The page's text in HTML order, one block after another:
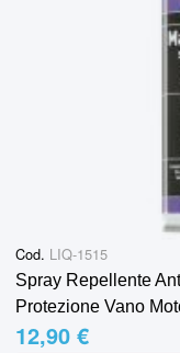
Cod. LIQ-1515
Spray Repellente
Protezione Vano
12,90 €